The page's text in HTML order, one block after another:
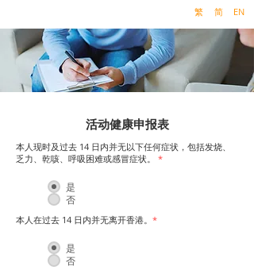
繁 简 EN
活动健康申报表
本人现时及过去 14 日内并无以下任何症状，包括发烧、
乏力、乾咳、呼吸困难或感冒症状。 *
是
否
本人在过去 14 日内并无离开香港。 *
是
否